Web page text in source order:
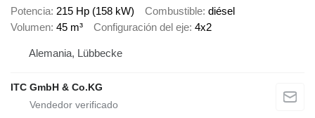
Potencia 215 Hp (158 kW) Combustible diésel
Volumen 45 m³ Configuración del eje 4x2
Alemania, Lübbecke
ITC GmbH & Co.KG